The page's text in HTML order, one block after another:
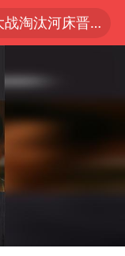
U17国足点球大战淘汰河床晋级决赛
军赛全军覆没
级地震致1死
力增强